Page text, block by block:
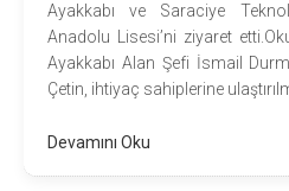
Ayakkabı ve Saraciye
Anadolu Lisesi’ni ziyaret
Ayakkabı Alan Şefi İsmail
Çetin, ihtiyaç sahiplerine
Devamını Oku